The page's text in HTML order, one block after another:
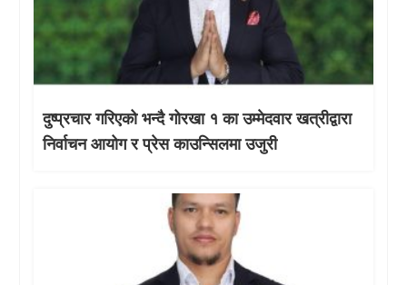
दुष्प्रचार गरिएको भन्दै गोरखा १ का उम्मेदवार खत्रीद्वारा
निर्वाचन आयोग र प्रेस काउन्सिलमा उजुरी